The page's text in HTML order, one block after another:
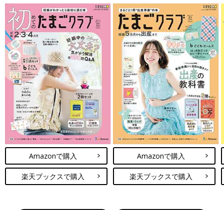
Amazonで購入
楽天ブックスで購入
Amazonで購入
楽天ブックスで購入